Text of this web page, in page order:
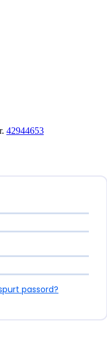
42944653
passord?